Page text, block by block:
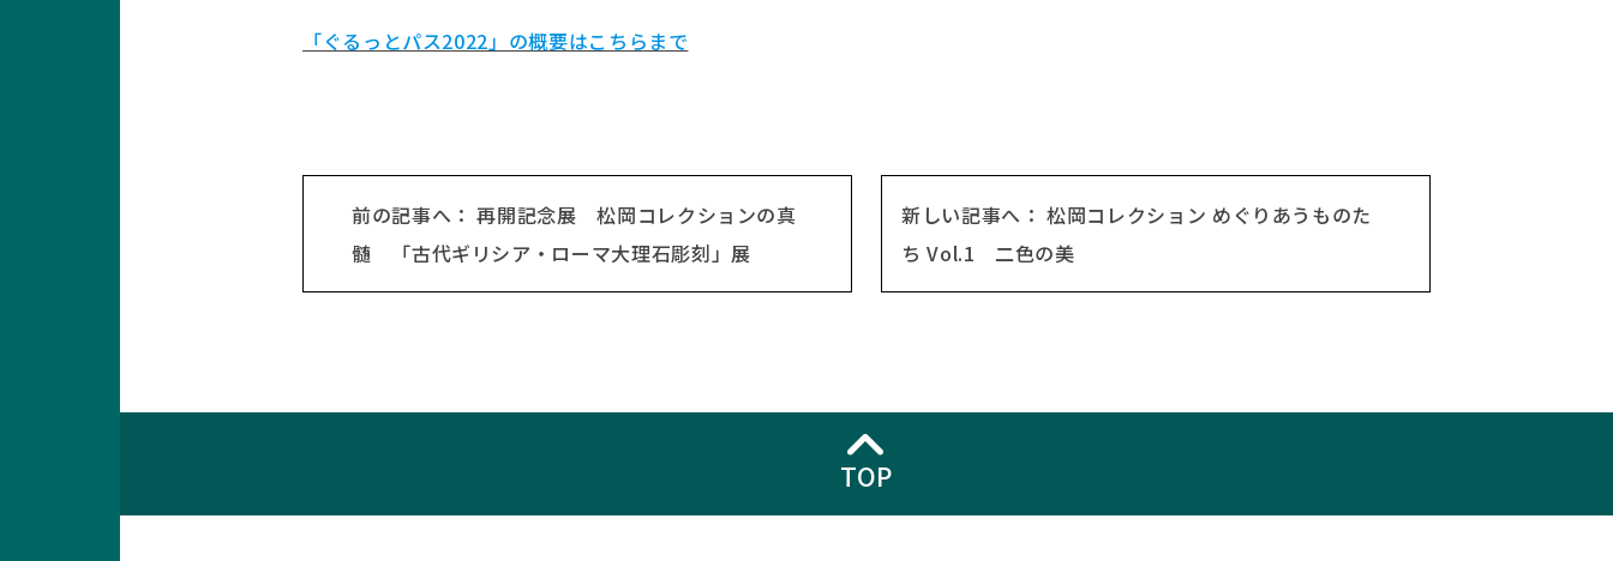
「ぐるっとパス2022」の概要はこちらまで
新しい記事へ： 松岡コレクション めぐりあうものた
ち Vol.1 二色の美
前の記事へ： 再開記念展 松岡コレクションの真
髄 「古代ギリシア・ローマ大理石彫刻」展
TOP